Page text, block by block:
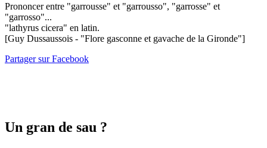
Prononcer entre "garrousse" et "garrousso", "garrosse" et
"garrosso"...
"lathyrus cicera" en latin.
[Guy Dussaussois - "Flore gasconne et gavache de la Gironde"]
Partager sur Facebook
Un gran de sau ?